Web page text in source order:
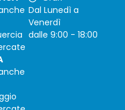
Dal Lunedì a
Venerdì
dalle 9:00 - 18:00